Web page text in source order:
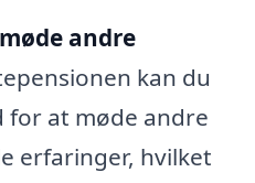
andre
kan du
for at møde andre
erfaringer, hvilket